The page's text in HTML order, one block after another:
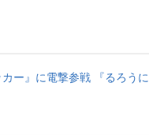
ー』に電撃参戦 『るろう